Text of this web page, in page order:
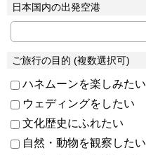
日本国内の出発空港
ご旅行の目的 (複数選択可)
ハネムーンを楽しみたい
ウェディングをしたい
文化歴史にふれたい
自然・動物を観察したい